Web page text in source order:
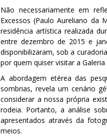
Não necessariamente em
Excessos (Paulo Aureliano da
residência artística realizada
entre dezembro de 2015 e
disponibilizaram, sob a
por quem quiser visitar a
A abordagem etérea das
sombrias, revela um cenário
considerar a nossa própria
rodeia. Portanto, a análise
apresentados através da
meios.